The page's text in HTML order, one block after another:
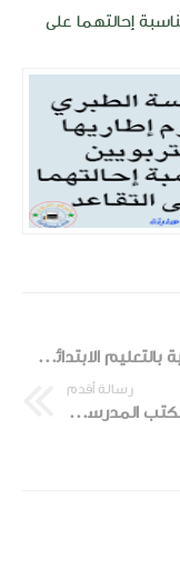
إحالتهما على
الوثائق التي يحتاجها أستاذ اللغة العربية بالتعليم الابتدائي خلال الدخول المدرسي 2023-2024
رسالة أقدم
نسخ إلكترونية لدلائل الطبعات الجديدة للكتب المدرسية المصادق عليها، الخاصة بسلك التعليم الابتدائي